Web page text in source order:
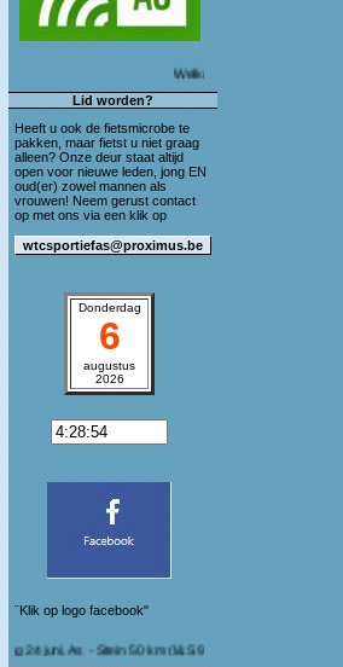
Welkom op de blog van WTC Sportief As!
Lid worden?
Heeft u ook de fietsmicrobe te
pakken, maar fietst u niet graag
alleen? Onze deur staat altijd
open voor nieuwe leden, jong EN
oud(er) zowel mannen als
vrouwen! Neem gerust contact
op met ons via een klik op
Donderdag
6
augustus
2026
¨Klik op logo facebook"
As - Stein 50 km (I&S 9u - 10u30) Café Bij die van ons As